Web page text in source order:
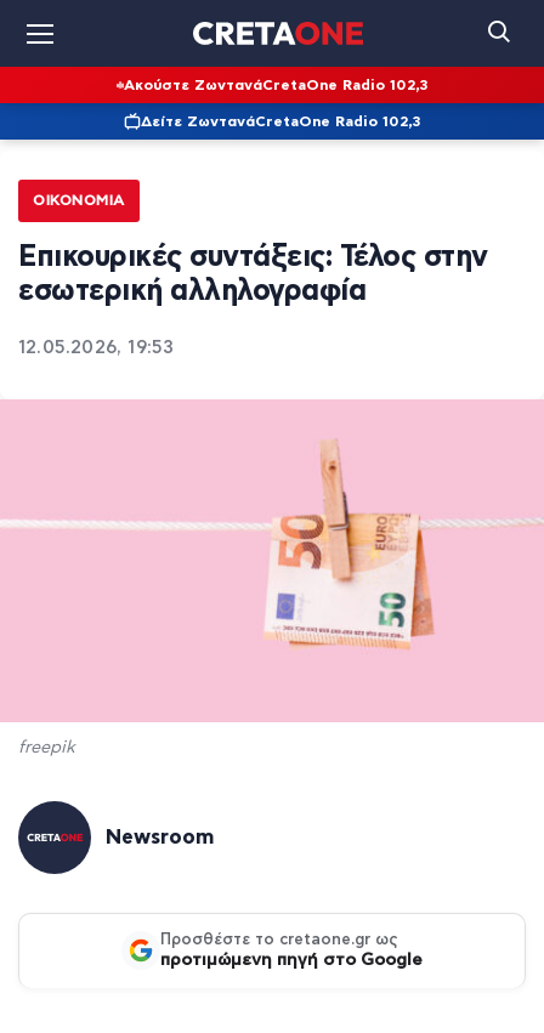
Ακούστε ΖωντανάCretaOne Radio 102,3
Δείτε ΖωντανάCretaOne Radio 102,3
ΟΙΚΟΝΟΜΊΑ
Επικουρικές συντάξεις: Τέλος στην
εσωτερική αλληλογραφία
12.05.2026, 19:53
freepik
Newsroom
Προσθέστε το cretaone.gr ως
προτιμώμενη πηγή στο Google